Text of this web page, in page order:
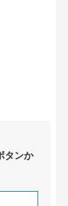
タンか